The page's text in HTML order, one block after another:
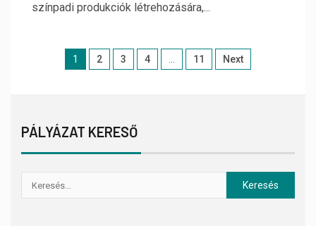
színpadi produkciók létrehozására,...
1 2 3 4 11 Next
PÁLYÁZAT KERESŐ